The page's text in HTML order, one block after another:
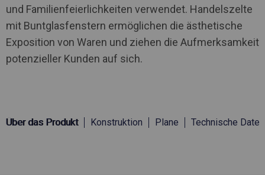
und Familienfeierlichkeiten verwendet. Handelszelte
mit Buntglasfenstern ermöglichen die ästhetische
Exposition von Waren und ziehen die Aufmerksamkeit
potenzieller Kunden auf sich.
Über das Produkt Konstruktion Plane Technische Daten